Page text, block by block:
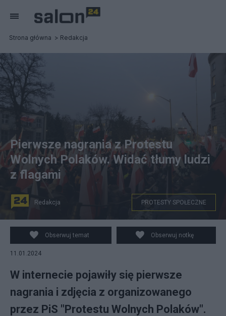
Strona główna Redakcja
fot. Marcin Dobski/X
Pierwsze nagrania z Protestu
Wolnych Polaków. Widać tłumy ludzi
z flagami
Redakcja PROTESTY SPOŁECZNE
Obserwuj temat Obserwuj notkę
11.01.2024
W internecie pojawiły się pierwsze
nagrania i zdjęcia z organizowanego
przez PiS "Protestu Wolnych Polaków".